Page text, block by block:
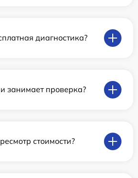
диагностика?
занимает проверка?
стоимости?